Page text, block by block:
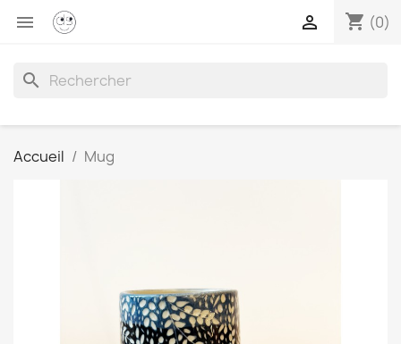
 shopping_cart (0)

search
Accueil Mug